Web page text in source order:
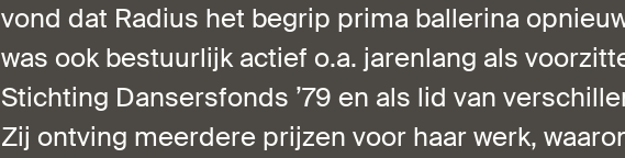
vond dat Radius het begrip prima ballerina
was ook bestuurlijk actief o.a. jarenlang als
Stichting Dansersfonds ’79 en als lid van
Zij ontving meerdere prijzen voor haar werk,